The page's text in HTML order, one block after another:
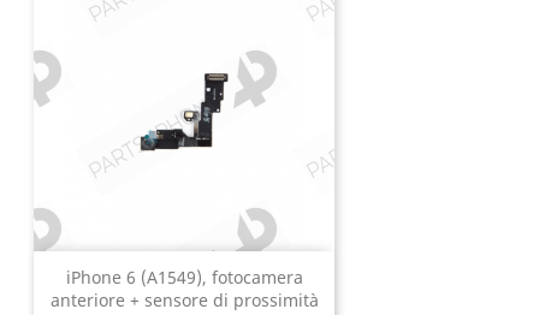
iPhone 6 (A1549), fotocamera
anteriore + sensore di prossimità